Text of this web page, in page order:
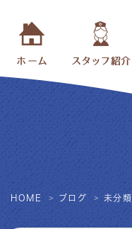
HOME ブログ 未分類